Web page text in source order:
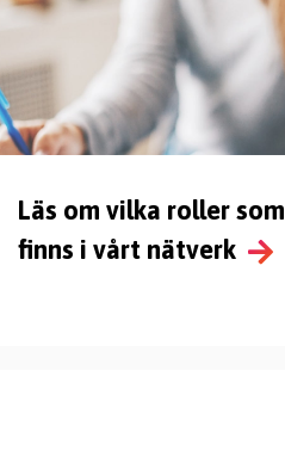
Läs om vilka roller som
finns i vårt nätverk